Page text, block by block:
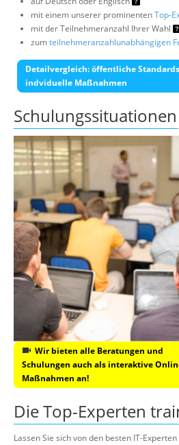
mit einem unserer prominentenTop-
mit der Teilnehmeranzahl Ihrer Wahl
zumteilnehmeranzahlunabhängigen
Detailvergleich: öffentliche
indviduelle Maßnahmen
Schulungssituationen
Wir bieten alle Beratungen und
Schulungen auch als interaktive
Maßnahmen an!
Die Top-Experten
Lassen Sie sich von den besten IT-